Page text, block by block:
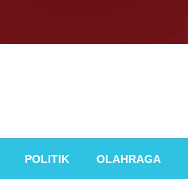
POLITIK OLAHRAGA